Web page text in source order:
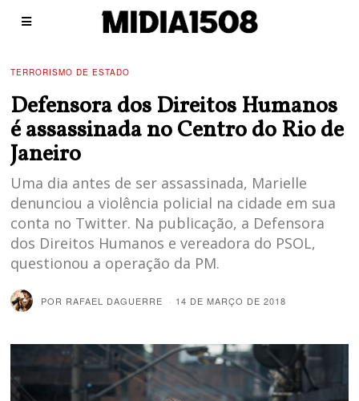
TERRORISMO DE ESTADO
Defensora dos Direitos Humanos
é assassinada no Centro do Rio de
Janeiro
Uma dia antes de ser assassinada, Marielle
denunciou a violência policial na cidade em sua
conta no Twitter. Na publicação, a Defensora
dos Direitos Humanos e vereadora do PSOL,
questionou a operação da PM.
POR RAFAEL DAGUERRE 14 DE MARÇO DE 2018